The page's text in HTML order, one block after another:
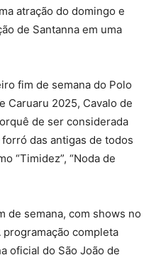
atração do domingo e
de Santanna em uma
fim de semana do Polo
Caruaru 2025, Cavalo de
de ser considerada
das antigas de todos
“Timidez”, “Noda de
de semana, com shows no
programação completa
oficial do São João de